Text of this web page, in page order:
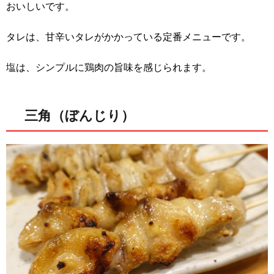
おいしいです。
タレは、甘辛いタレがかかっている定番メニューです。
塩は、シンプルに鶏肉の旨味を感じられます。
三角（ぼんじり）